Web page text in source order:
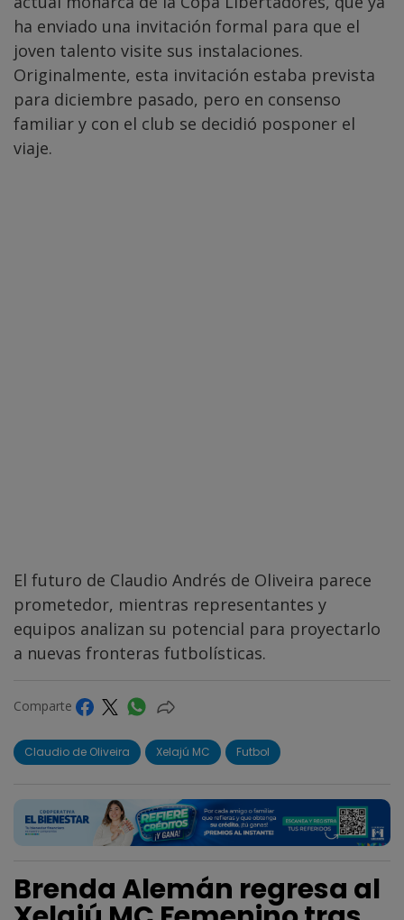
ha enviado una invitación formal para que el
joven talento visite sus instalaciones.
Originalmente, esta invitación estaba prevista
para diciembre pasado, pero en consenso
familiar y con el club se decidió posponer el
viaje.
El futuro de Claudio Andrés de Oliveira parece
prometedor, mientras representantes y
equipos analizan su potencial para proyectarlo
a nuevas fronteras futbolísticas.
Comparte
Claudio de Oliveira Xelajú MC Futbol
Brenda Alemán regresa al